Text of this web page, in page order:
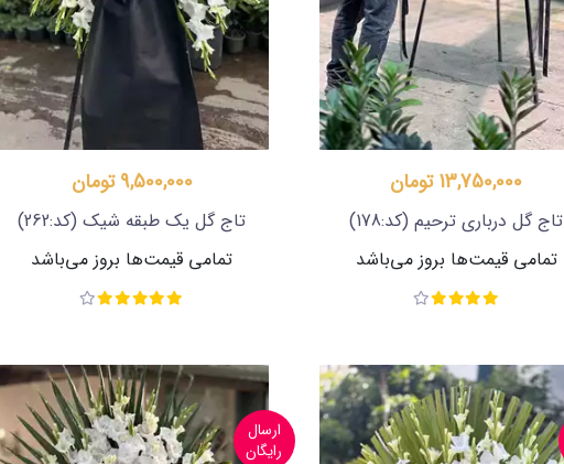
13,750,000 تومان
تاج گل درباری ترحیم (کد:178)
تمامی قیمت‌ها بروز می‌باشد
9,500,000 تومان
تاج گل یک طبقه شیک (کد:262)
تمامی قیمت‌ها بروز می‌باشد
ارسال
رایگان